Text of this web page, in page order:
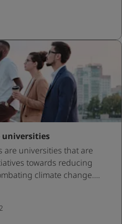
universities
are universities that are
towards reducing
climate change.